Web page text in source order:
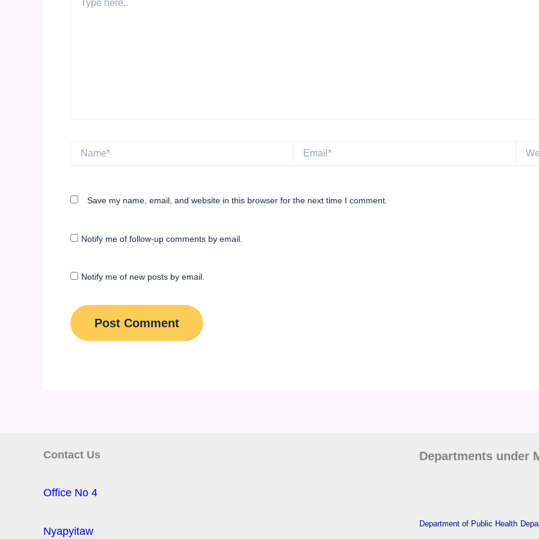
here..
Save my name, email, and website in this browser for the next time I comment.
Notify me of follow-up comments by email.
Notify me of new posts by email.
Contact Us
Office No 4
Nyapyitaw
Departments under
Department of Public Health